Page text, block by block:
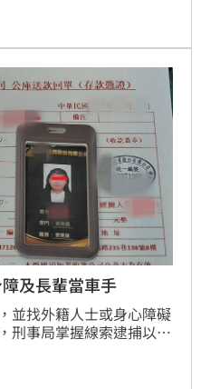
仍無法說話。家屬事後
及長輩當車手
並找外籍人士或身心障礙
刑事局掌握線索逮捕以冷